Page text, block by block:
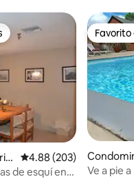
Calificación promedio:
4.88 (203)
de esquí en
wnship
Ve a pie